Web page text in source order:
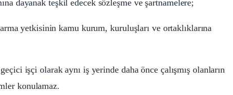
dayanak teşkil edecek sözleşme ve şartnamelere;
yetkisinin kamu kurum, kuruluşları ve ortaklıklarına
işçi olarak aynı iş yerinde daha önce çalışmış olanların
konulamaz.